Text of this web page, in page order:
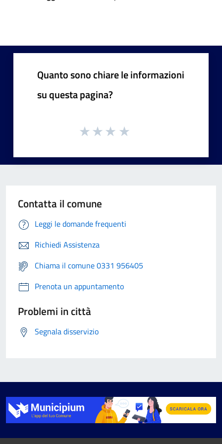
Quanto sono chiare le informazioni
su questa pagina?
Contatta il comune
Leggi le domande frequenti
Richiedi Assistenza
Chiama il comune 0331 956405
Prenota un appuntamento
Problemi in città
Segnala disservizio